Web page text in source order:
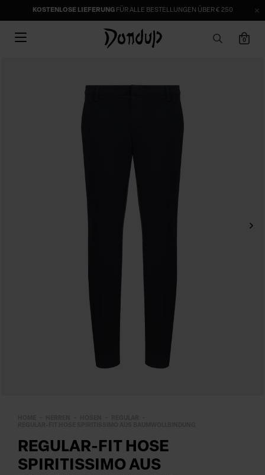
KOSTENLOSE LIEFERUNGFÜR ALLE BESTELLUNGEN ÜBER € 250
0
REGULAR-FIT HOSE
SPIRITISSIMO AUS